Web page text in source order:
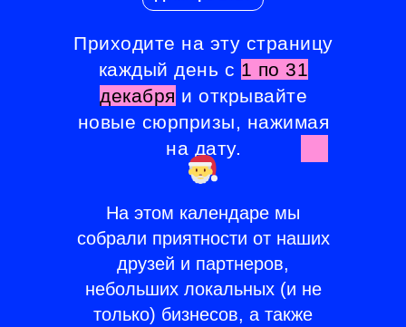
Приходите на эту страницу
каждый день с 1 по 31
декабря и открывайте
новые сюрпризы, нажимая
на дату.
На этом календаре мы
собрали приятности от наших
друзей и партнеров,
небольших локальных (и не
только) бизнесов, а также